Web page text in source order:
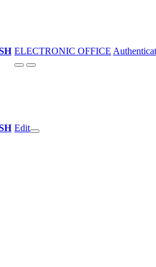
ELECTRONIC OFFICE
Edit